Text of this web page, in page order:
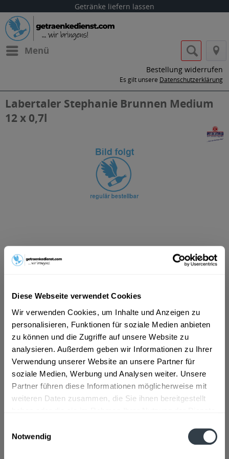
Diese Webseite verwendet Cookies
Wir verwenden Cookies, um Inhalte und Anzeigen zu
personalisieren, Funktionen für soziale Medien anbieten
zu können und die Zugriffe auf unsere Website zu
analysieren. Außerdem geben wir Informationen zu Ihrer
Verwendung unserer Website an unsere Partner für
soziale Medien, Werbung und Analysen weiter. Unsere
Partner führen diese Informationen möglicherweise mit
weiteren Daten zusammen, die Sie ihnen bereitgestellt
Notwendig
Getränke liefern lassen
Menü
Bestellung widerrufen
Es gilt unsere Datenschutzerklärung
Labertaler Stephanie Brunnen Medium
12 x 0,7l
ab 7,79 € *
Vorrätig
MEHRWEG
+3,30 € Pfand
In den Warenkorb
Artikel-Nr.:
28899
Verfügbar in:
"Labertaler Stephanie Brunnen Medium 12 x